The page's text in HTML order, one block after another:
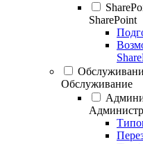
SharePoint
Обслуживание